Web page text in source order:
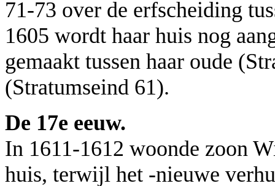
71-73 over de erfscheiding
1605 wordt haar huis nog
gemaakt tussen haar oude
(Stratumseind 61).
De 17e eeuw.
In 1611-1612 woonde zoon
huis, terwijl het -nieuwe